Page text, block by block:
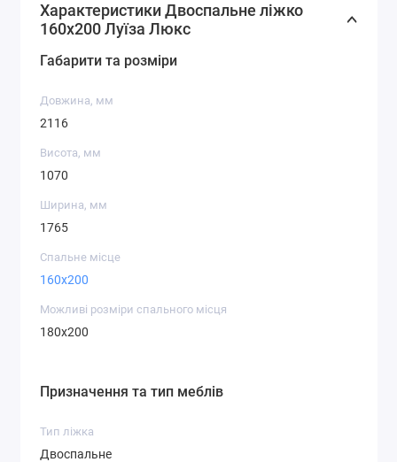
Характеристики Двоспальне ліжко
160x200 Луїза Люкс
Габарити та розміри
Довжина, мм
2116
Висота, мм
1070
Ширина, мм
1765
Спальне місце
160x200
Можливі розміри спального місця
180x200
Призначення та тип меблів
Тип ліжка
Двоспальне